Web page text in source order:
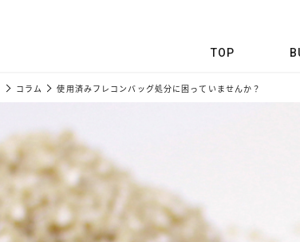
TOP
コラム 使用済みフレコンバッグ処分に困っていませんか？